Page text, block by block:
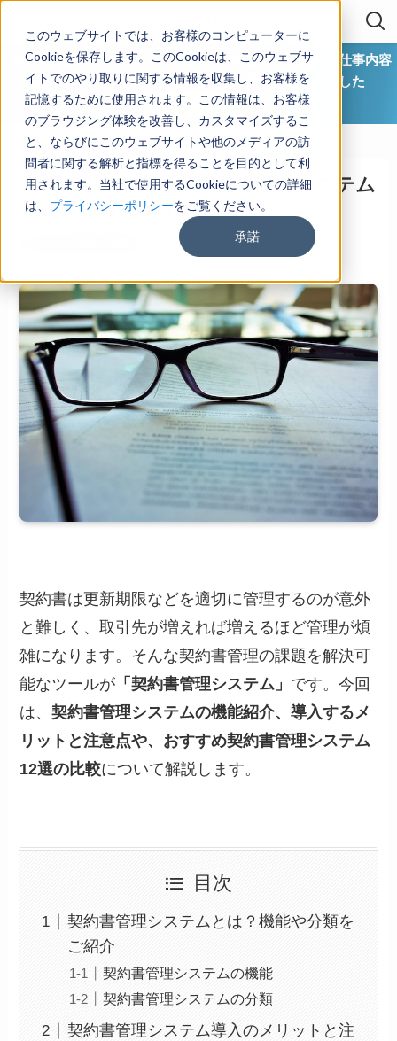
このウェブサイトでは、お客様のコンピューターに
Cookieを保存します。このCookieは、このウェブサ
イトでのやり取りに関する情報を収集し、お客様を
記憶するために使用されます。この情報は、お客様
のブラウジング体験を改善し、カスタマイズするこ
と、ならびにこのウェブサイトや他のメディアの訪
問者に関する解析と指標を得ることを目的として利
用されます。当社で使用するCookieについての詳細
は、 プライバシーポリシーをご覧ください。
承諾
【社内の法務リテラシーを向上させるには？ 法務部の仕事内容
と課題、研修方法など具体策をご紹介】を公開しました
ダウンロード
ホーム 契約書管理ノウハウ システム比較・活用
【2024年版】契約書管理システム
12選！導入時の注意点とは？
2024
8/18
July 20, 2023 August 18, 2024
契約書は更新期限などを適切に管理するのが意外
と難しく、取引先が増えれば増えるほど管理が煩
雑になります。そんな契約書管理の課題を解決可
能なツールが 「契約書管理システム」 です。今回
は、契約書管理システムの機能紹介、導入するメ
リットと注意点や、おすすめ契約書管理システム
12選の比較について解説します。
目次
契約書管理システムとは？機能や分類を
ご紹介
契約書管理システムの機能
契約書管理システムの分類
契約書管理システム導入のメリットと注